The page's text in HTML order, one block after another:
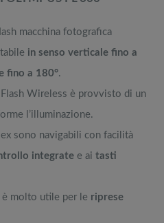
macchina fotografica
in senso verticale fino a
fino a 180°.
Flash Wireless è provvisto di un
l’illuminazione.
sono navigabili con facilità
integrate e ai tasti
è molto utile per le riprese